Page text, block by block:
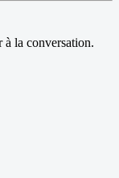
à la conversation.